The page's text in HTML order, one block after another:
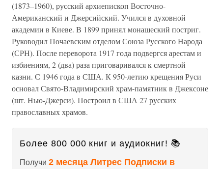
(1873–1960), русский архиепископ Восточно-
Американский и Джерсийский. Учился в духовной
академии в Киеве. В 1899 принял монашеский постриг.
Руководил Почаевским отделом Союза Русского Народа
(СРН). После переворота 1917 года подвергся арестам и
избиениям, 2 (два) раза приговаривался к смертной
казни. С 1946 года в США. К 950-летию крещения Руси
основал Свято-Владимирский храм-памятник в Джексоне
(шт. Нью-Джерси). Построил в США 27 русских
православных храмов.
Более 800 000 книг и аудиокниг! 📚
Получи 2 месяца Литрес Подписки в